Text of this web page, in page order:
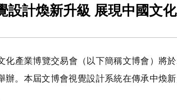
設計煥新升級 展現中國文
產業博覽交易會（以下簡稱文博會）將
辦。本屆文博會視覺設計系統在傳承中煥